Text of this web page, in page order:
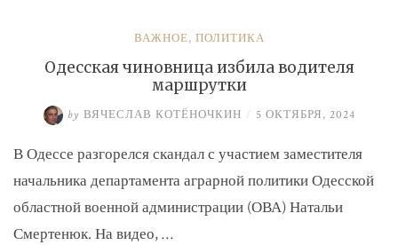
ВАЖНОЕ, ПОЛИТИКА
Одесская чиновница избила водителя
маршрутки
by ВЯЧЕСЛАВ КОТЁНОЧКИН / 5 ОКТЯБРЯ, 2024
В Одессе разгорелся скандал с участием заместителя
начальника департамента аграрной политики Одесской
областной военной администрации (ОВА) Натальи
Смертенюк. На видео, …